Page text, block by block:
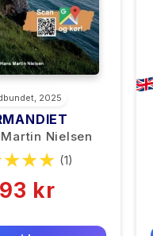
2025
Nielsen
(1)
kr